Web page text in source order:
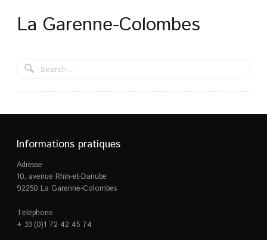
La Garenne-Colombes
Informations pratiques
Adresse
10, avenue Rhin-et-Danube
92250 La Garenne-Colombes
Téléphone
+ 33 (0)1 72 42 45 74